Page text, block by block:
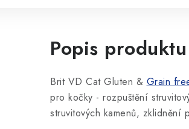
Popis produktu
Brit VD Cat Gluten & Grain
pro kočky - rozpuštění
struvitových kamenů, zklidnění